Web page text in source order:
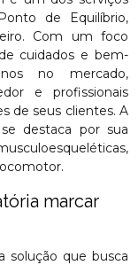
de Equilíbrio,
Com um foco
cuidados e bem-
no mercado,
e profissionais
de seus clientes. A
destaca por sua
marcar
solução que busca